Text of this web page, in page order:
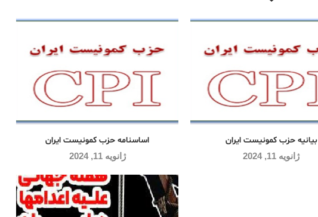
اساسنامه حزب کمونیست ایران
ژانویه 11, 2024
بیانیه حزب کمونیست ایران
ژانویه 11, 2024